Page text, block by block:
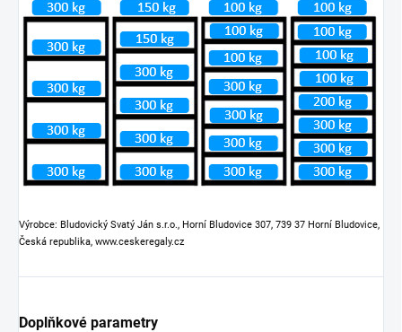
Výrobce: Bludovický Svatý Ján s.r.o., Horní Bludovice 307, 739 37 Horní Bludovice,
Česká republika, www.ceskeregaly.cz
Doplňkové parametry